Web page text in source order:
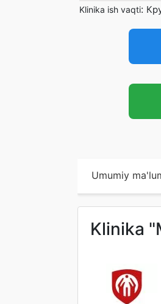
Klinika ish vaqti:
Umumiy
Klinika